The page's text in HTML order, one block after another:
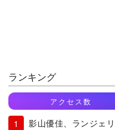
ランキング
アクセス数
影山優佳、ランジェ